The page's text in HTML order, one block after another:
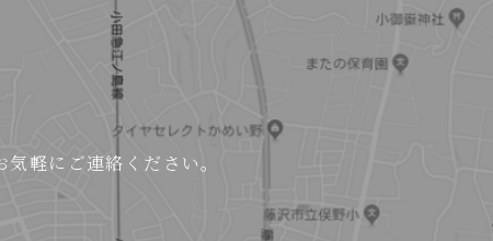
気軽にご連絡ください。